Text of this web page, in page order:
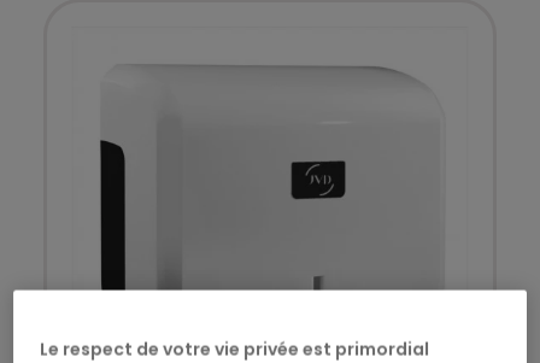
Le respect de votre vie privée est primordial